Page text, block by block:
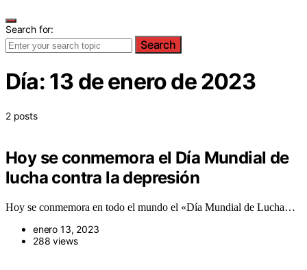
Search for:
Search
Día: 13 de enero de 2023
2 posts
Hoy se conmemora el Día Mundial de
lucha contra la depresión
Hoy se conmemora en todo el mundo el «Día Mundial de Lucha…
enero 13, 2023
288 views